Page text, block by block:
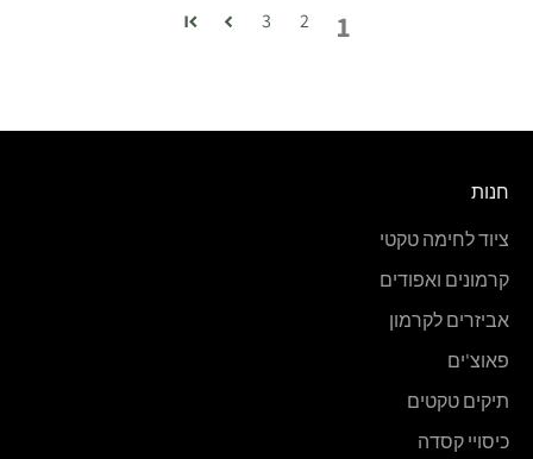
1
2
3
חנות
ציוד לחימה טקטי
קרמונים ואפודים
אביזרים לקרמון
פאוצ'ים
תיקים טקטים
כיסויי קסדה